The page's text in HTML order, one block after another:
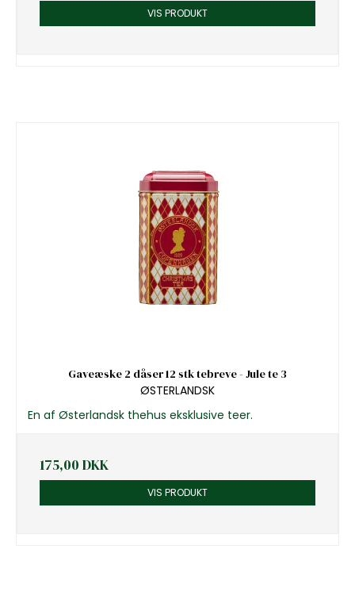
VIS PRODUKT
Gaveæske 2 dåser 12 stk tebreve - Jule te 3
ØSTERLANDSK
En af Østerlandsk thehus eksklusive teer.
175,00 DKK
VIS PRODUKT